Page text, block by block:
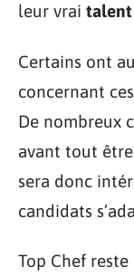
leur vrai
Certains ont
concernant
De nombreux
avant tout
sera donc
candidats
Top Chef